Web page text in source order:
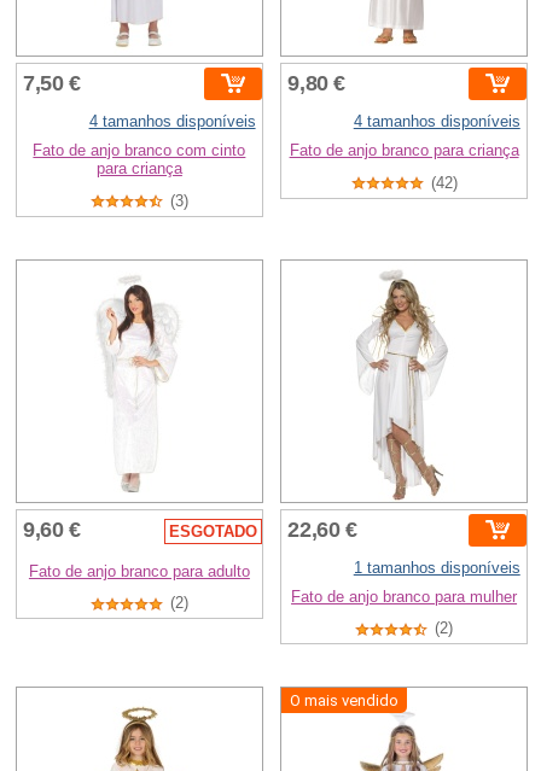
7,50 €
4 tamanhos disponíveis
Fato de anjo branco com cinto
para criança
(3)
9,80 €
4 tamanhos disponíveis
Fato de anjo branco para criança
(42)
9,60 € ESGOTADO
Fato de anjo branco para adulto
(2)
22,60 €
1 tamanhos disponíveis
Fato de anjo branco para mulher
(2)
O mais vendido